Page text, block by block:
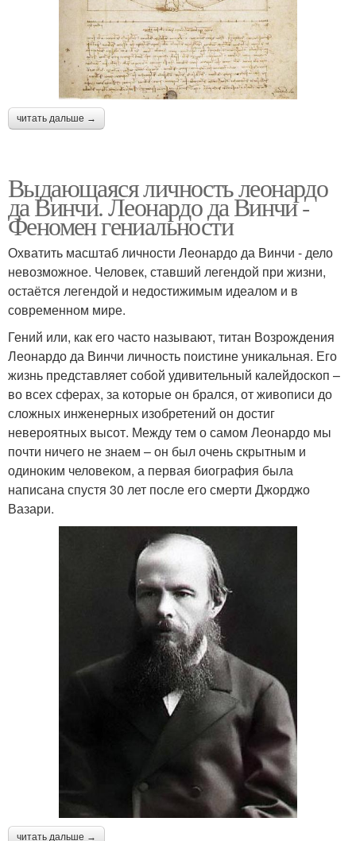
читать дальше →
Выдающаяся личность леонардо
да Винчи. Леонардо да Винчи -
Феномен гениальности
Охватить масштаб личности Леонардо да Винчи - дело
невозможное. Человек, ставший легендой при жизни,
остаётся легендой и недостижимым идеалом и в
современном мире.
Гений или, как его часто называют, титан Возрождения
Леонардо да Винчи личность поистине уникальная. Его
жизнь представляет собой удивительный калейдоскоп –
во всех сферах, за которые он брался, от живописи до
сложных инженерных изобретений он достиг
невероятных высот. Между тем о самом Леонардо мы
почти ничего не знаем – он был очень скрытным и
одиноким человеком, а первая биография была
написана спустя 30 лет после его смерти Джорджо
Вазари.
читать дальше →